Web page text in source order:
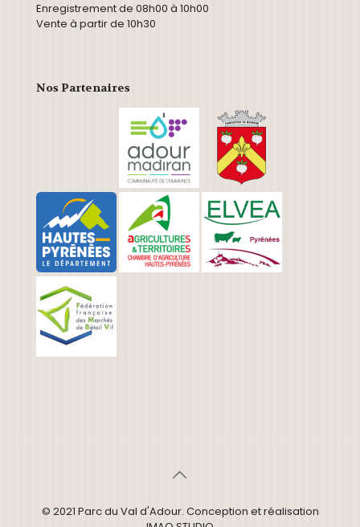
Enregistrement de 08h00 à 10h00
Vente à partir de 10h30
Nos Partenaires
© 2021 Parc du Val d'Adour. Conception et réalisation